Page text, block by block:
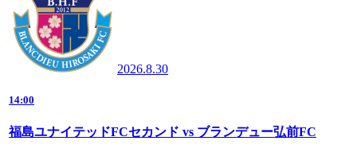
2026.8.30
14:00
福島ユナイテッドFCセカンド vs ブランデュー弘前FC